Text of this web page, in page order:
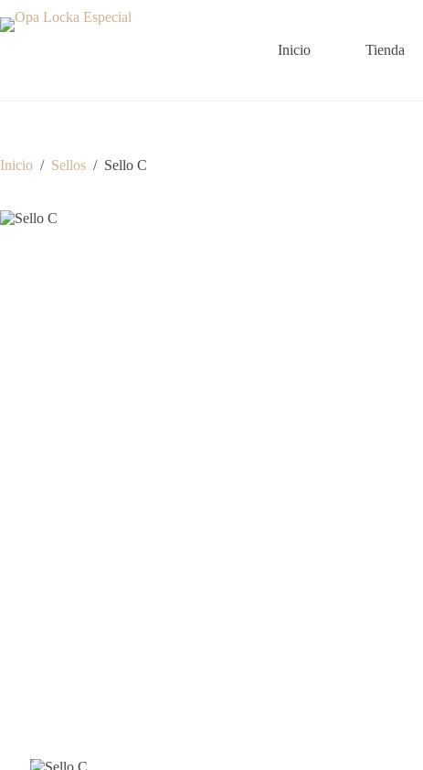
al
Inicio Tienda
Inicio / Sellos / Sello C